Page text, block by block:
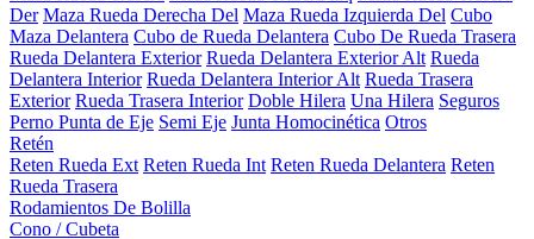
Der Maza Rueda Derecha Del Maza Rueda Izquierda Del Cubo
Maza Delantera Cubo de Rueda Delantera Cubo De Rueda Trasera
Rueda Delantera Exterior Rueda Delantera Exterior Alt Rueda
Delantera Interior Rueda Delantera Interior Alt Rueda Trasera
Exterior Rueda Trasera Interior Doble Hilera Una Hilera Seguros
Perno Punta de Eje Semi Eje Junta Homocinética Otros
Retén
Reten Rueda Ext Reten Rueda Int Reten Rueda Delantera Reten
Rueda Trasera
Rodamientos De Bolilla
Cono / Cubeta